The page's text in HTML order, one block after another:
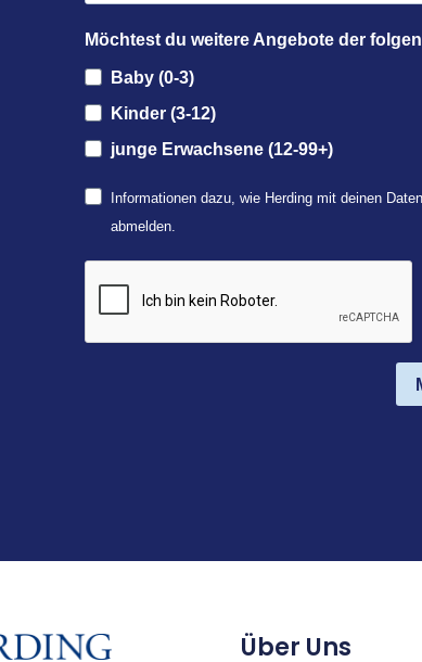
Möchtest du weitere Angebote der
Baby (0-3)
Kinder (3-12)
junge Erwachsene (12-99+)
Informationen dazu, wie Herding mit deinen
abmelden.
Über Uns